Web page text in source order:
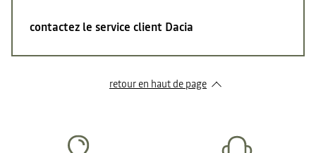
contactez le service client Dacia
retour en haut de page​